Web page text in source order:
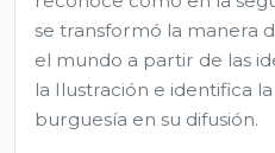
se transformó la manera
el mundo a partir de las
la Ilustración e identifica
burguesía en su difusión.